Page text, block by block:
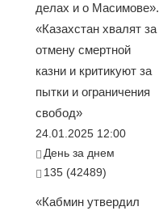
делах и о Масимове».
«Казахстан хвалят за
отмену смертной
казни и критикуют за
пытки и ограничения
свобод»
24.01.2025 12:00
День за днем
135 (42489)
«Кабмин утвердил